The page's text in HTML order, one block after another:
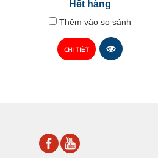
Hết hàng
Thêm vào so sánh
CHI TIẾT